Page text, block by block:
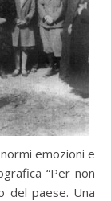
emozioni e
“Per non
del paese. Una